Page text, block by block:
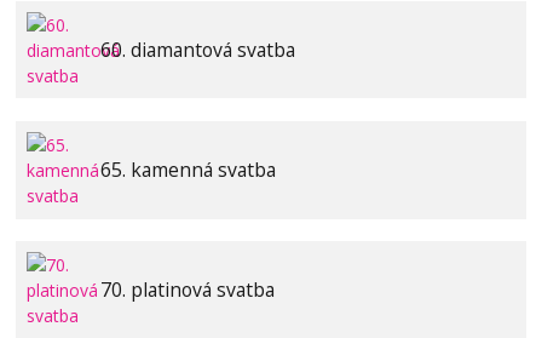
60. diamantová svatba
65. kamenná svatba
70. platinová svatba